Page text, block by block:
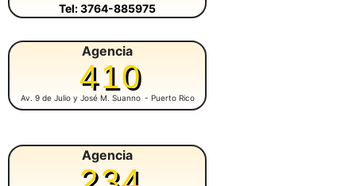
Tel: 3764-885975
Agencia
410
Av. 9 de Julio y José M. Suanno - Puerto Rico
Agencia